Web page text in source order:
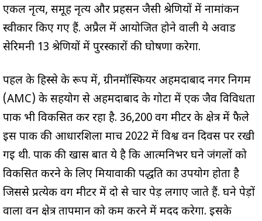
एकल नृत्य, समूह नृत्य और प्रहसन जैसी श्रेणियों में नामांकन
स्वीकार किए गए हैं. अप्रैल में आयोजित होने वाली ये अवार्ड
सेरिमनी 13 श्रेणियों में पुरस्कारों की घोषणा करेगा.
पहल के हिस्से के रूप में, ग्रीनमॉस्फियर अहमदाबाद नगर निगम
(AMC) के सहयोग से अहमदाबाद के गोटा में एक जैव विविधता
पार्क भी विकसित कर रहा है. 36,200 वर्ग मीटर के क्षेत्र में फैले
इस पार्क की आधारशिला मार्च 2022 में विश्व वन दिवस पर रखी
गई थी. पार्क की खास बात ये है कि आत्मनिर्भर घने जंगलों को
विकसित करने के लिए मियावाकी पद्धति का उपयोग होता है
जिससे प्रत्येक वर्ग मीटर में दो से चार पेड़ लगाए जाते हैं. घने पेड़ों
वाला वन क्षेत्र तापमान को कम करने में मदद करेगा. इसके